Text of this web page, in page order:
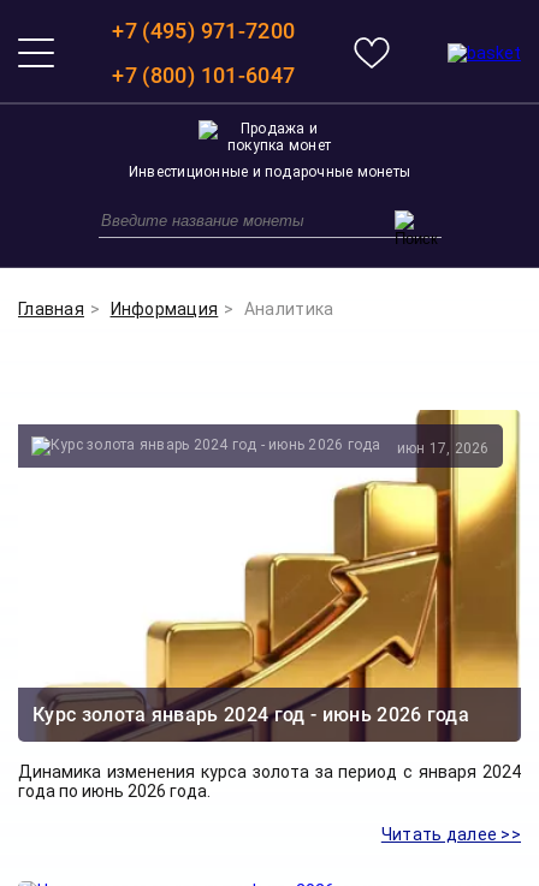
+7 (495) 971-7200
+7 (800) 101-6047
Инвестиционные и подарочные монеты
Главная Информация Аналитика
Курс золота январь 2024 год - июнь 2026 года
июн 17, 2026
Динамика изменения курса золота за период с января 2024
года по июнь 2026 года.
Читать далее >>